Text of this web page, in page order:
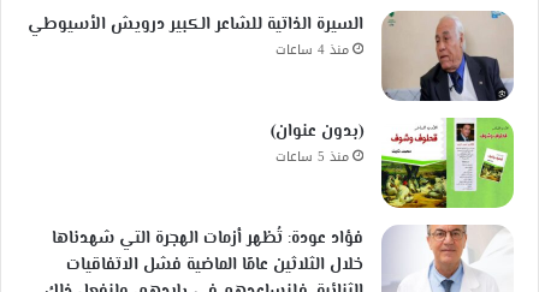
السيرة الذاتية للشاعر الكبير درويش الأسيوطي
منذ 4 ساعات
(بدون عنوان)
منذ 5 ساعات
فؤاد عودة: تُظهر أزمات الهجرة التي شهدناها
خلال الثلاثين عامًا الماضية فشل الاتفاقيات